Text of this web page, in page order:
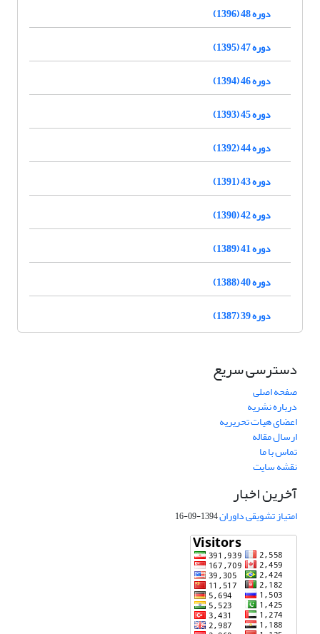
دوره 48 (1396)
دوره 47 (1395)
دوره 46 (1394)
دوره 45 (1393)
دوره 44 (1392)
دوره 43 (1391)
دوره 42 (1390)
دوره 41 (1389)
دوره 40 (1388)
دوره 39 (1387)
دسترسی سریع
صفحه اصلی
درباره نشریه
اعضای هیات تحریریه
ارسال مقاله
تماس با ما
نقشه سایت
آخرین اخبار
امتیاز تشویقی داوران1394-09-16